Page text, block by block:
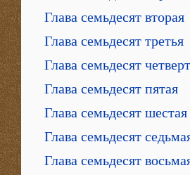
Глава семьдесят вторая
Глава семьдесят третья
Глава семьдесят
Глава семьдесят пятая
Глава семьдесят шестая
Глава семьдесят
Глава семьдесят